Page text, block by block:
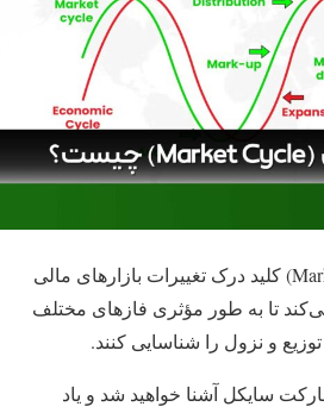
مارکت سایکل (Market Cycle) کلید درک تغییرات بازارهای مالی
تا به‌ طور مؤثری فازهای مختلف
و نزول را شناسایی کنند.
سایکل آشنا خواهید شد و یاد